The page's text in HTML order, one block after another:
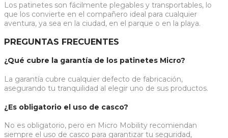
Los patinetes son fácilmente plegables y transportables, lo
que los convierte en el compañero ideal para cualquier
aventura, ya sea en la ciudad, en el parque o en la playa.
PREGUNTAS FRECUENTES
¿Qué cubre la garantía de los patinetes Micro?
La garantía cubre cualquier defecto de fabricación,
asegurando tu tranquilidad al elegir uno de sus productos.
¿Es obligatorio el uso de casco?
No es obligatorio, pero en Micro Mobility recomiendan
siempre el uso de casco para garantizar tu seguridad,